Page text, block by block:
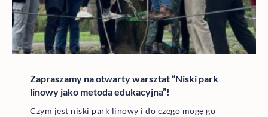
Zapraszamy na otwarty warsztat “Niski park
linowy jako metoda edukacyjna”!
Czym jest niski park linowy i do czego mogę go